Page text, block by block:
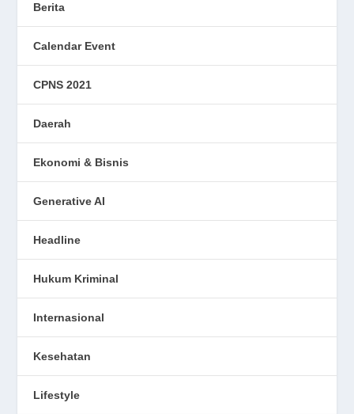
Berita
Calendar Event
CPNS 2021
Daerah
Ekonomi & Bisnis
Generative AI
Headline
Hukum Kriminal
Internasional
Kesehatan
Lifestyle